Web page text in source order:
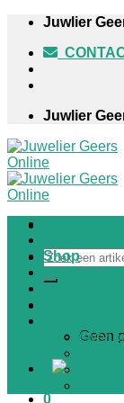
Skip
content
Juwlier
Juwlier
Zoeken
naar:
Geen
0
Shop
Over